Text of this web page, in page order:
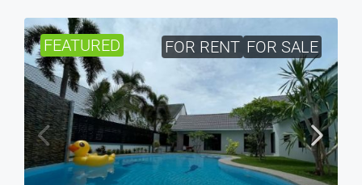
FEATURED FOR RENT FOR SALE